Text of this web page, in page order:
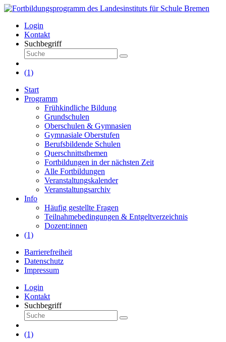
Login
Kontakt
Suchbegriff
(1)
Start
Programm
Frühkindliche Bildung
Grundschulen
Oberschulen & Gymnasien
Gymnasiale Oberstufen
Berufsbildende Schulen
Querschnittsthemen
Fortbildungen in der nächsten Zeit
Alle Fortbildungen
Veranstaltungskalender
Veranstaltungsarchiv
Info
Häufig gestellte Fragen
Teilnahmebedingungen & Entgeltverzeichnis
Dozent:innen
(1)
Barrierefreiheit
Datenschutz
Impressum
Login
Kontakt
Suchbegriff
(1)